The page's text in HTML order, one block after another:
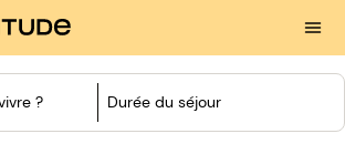
? Durée du séjour